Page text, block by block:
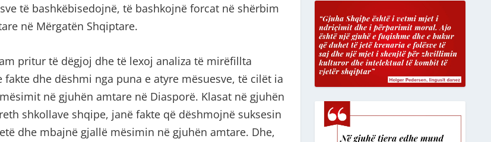
të bashkëbisedojnë, të bashkojnë forcat në shërbim
në Mërgatën Shqiptare.
pritur të dëgjoj dhe të lexoj analiza të mirëfillta
dhe dëshmi nga puna e atyre mësuesve, të cilët ia
në gjuhën amtare në Diasporë. Klasat në gjuhën
shkollave shqipe, janë fakte që dëshmojnë suksesin
dhe mbajnë gjallë mësimin në gjuhën amtare. Dhe,